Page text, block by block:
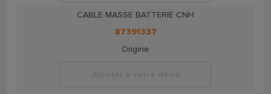
CABLE MASSE BATTERIE CNH
87391337
Origine